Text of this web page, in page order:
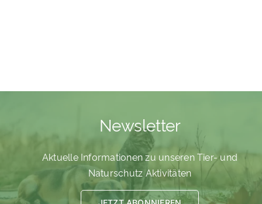
Newsletter
Aktuelle Informationen zu unseren Tier- und
Naturschutz Aktivitäten